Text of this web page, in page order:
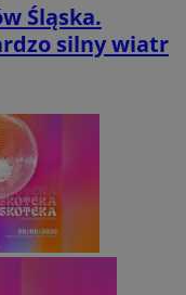
Śląska.
silny wiatr